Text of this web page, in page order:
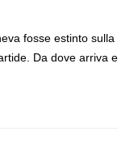
fosse estinto sulla
Da dove arriva e